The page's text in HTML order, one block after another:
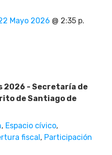
Mayo 2026 @ 2:35 p.
2026 - Secretaría de
de Santiago de
, Espacio cívico,
fiscal, Participación